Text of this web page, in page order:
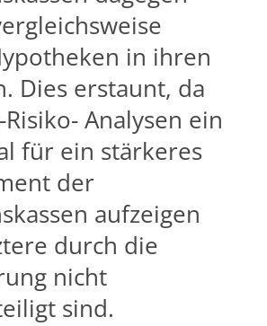
in ihren
Dies erstaunt, da
Analysen ein
für ein stärkeres
der
aufzeigen
durch die
nicht
sind.